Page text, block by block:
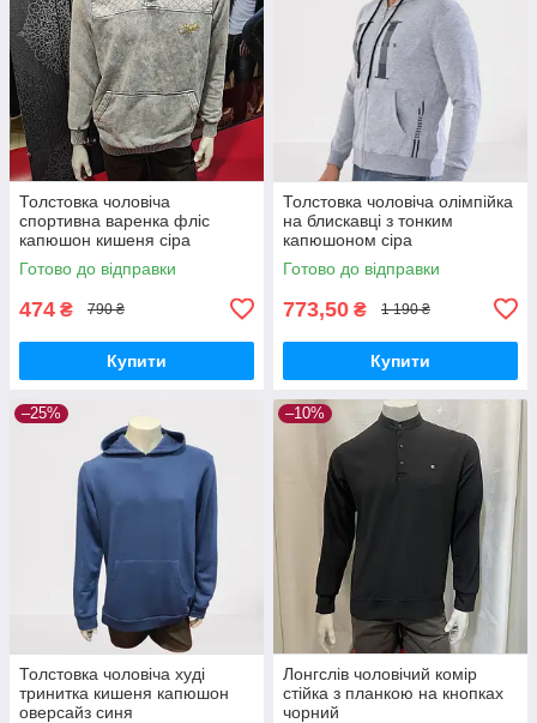
Толстовка чоловіча
спортивна варенка фліс
капюшон кишеня сіра
Готово до відправки
474 ₴ 790 ₴
Купити
Толстовка чоловіча олімпійка
на блискавці з тонким
капюшоном сіра
Готово до відправки
773,50 ₴ 1 190 ₴
Купити
–25%
Толстовка чоловіча худі
тринитка кишеня капюшон
оверсайз синя
–10%
Лонгслів чоловічий комір
стійка з планкою на кнопках
чорний